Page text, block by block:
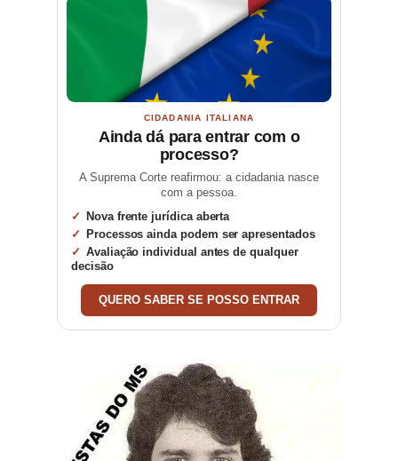
CIDADANIA ITALIANA
Ainda dá para entrar com o
processo?
A Suprema Corte reafirmou: a cidadania nasce
com a pessoa.
Nova frente jurídica aberta
Processos ainda podem ser apresentados
Avaliação individual antes de qualquer
decisão
QUERO SABER SE POSSO ENTRAR